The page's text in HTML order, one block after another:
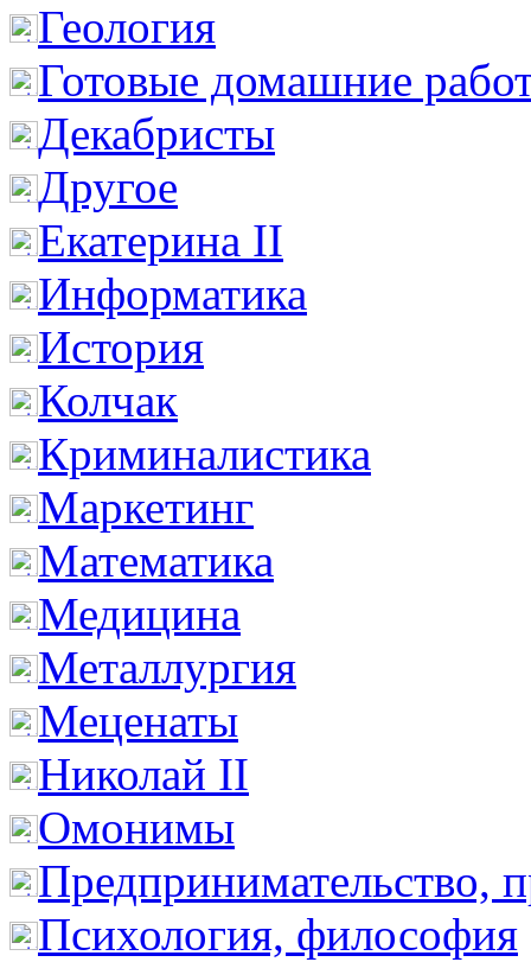
Геология
Готовые домашние
Декабристы
Другое
Екатерина II
Информатика
История
Колчак
Криминалистика
Маркетинг
Математика
Медицина
Металлургия
Меценаты
Николай II
Омонимы
Предпринимательство,
Психология, философия